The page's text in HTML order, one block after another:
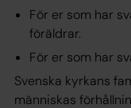
För er som har
föräldrar.
För er som har
Svenska kyrkans
människas